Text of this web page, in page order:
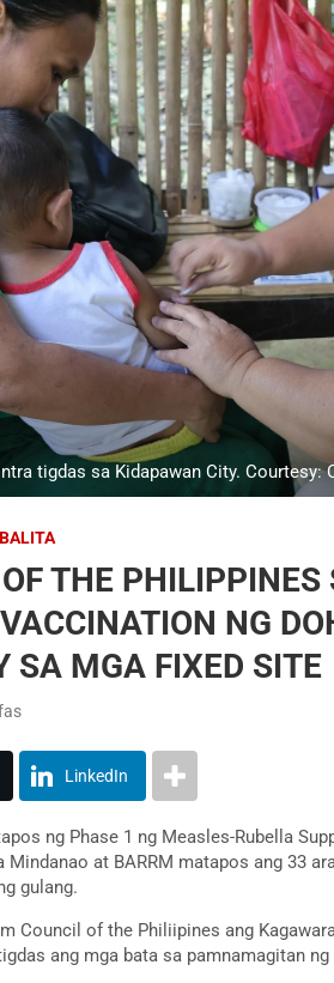
tigdas sa Kidapawan City. Courtesy:
THE PHILIPPINES
NG
SA MGA FIXED SITE
LinkedIn
ng Phase 1 ng Measles-Rubella
at BARRM matapos ang 33
gulang.
Council of the Philiipines ang
ang mga bata sa pamnamagitan ng